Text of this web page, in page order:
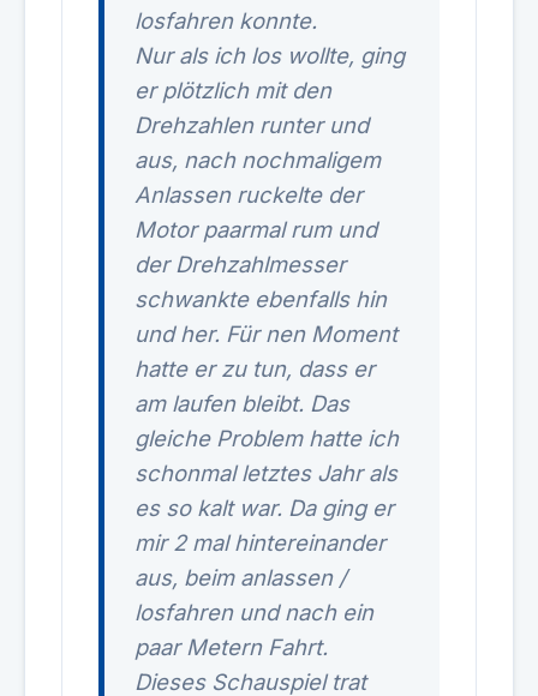
losfahren konnte.
Nur als ich los wollte, ging
er plötzlich mit den
Drehzahlen runter und
aus, nach nochmaligem
Anlassen ruckelte der
Motor paarmal rum und
der Drehzahlmesser
schwankte ebenfalls hin
und her. Für nen Moment
hatte er zu tun, dass er
am laufen bleibt. Das
gleiche Problem hatte ich
schonmal letztes Jahr als
es so kalt war. Da ging er
mir 2 mal hintereinander
aus, beim anlassen /
losfahren und nach ein
paar Metern Fahrt.
Dieses Schauspiel trat